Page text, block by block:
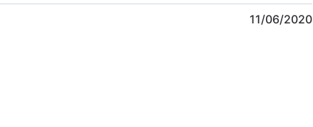
11/06/2020